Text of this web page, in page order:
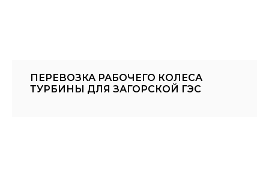
ПЕРЕВОЗКА РАБОЧЕГО КОЛЕСА
ТУРБИНЫ ДЛЯ ЗАГОРСКОЙ ГЭС